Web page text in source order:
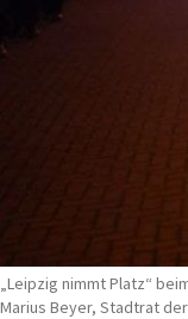
„Leipzig nimmt Platz“
Marius Beyer, Stadtrat